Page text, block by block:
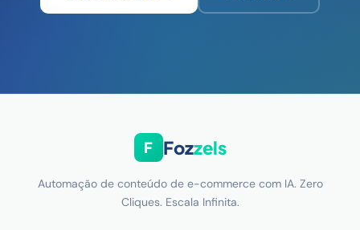
F Fozzels
Automação de conteúdo de e-commerce com IA. Zero
Cliques. Escala Infinita.